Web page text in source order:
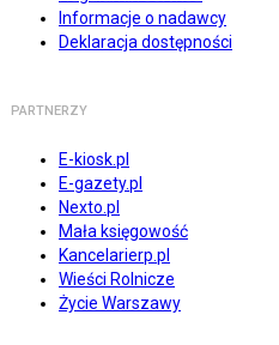
Informacje o nadawcy
Deklaracja dostępności
PARTNERZY
E-kiosk.pl
E-gazety.pl
Nexto.pl
Mała księgowość
Kancelarierp.pl
Wieści Rolnicze
Życie Warszawy